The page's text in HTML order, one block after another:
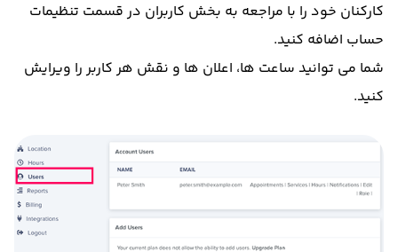
کارکنان خود را با مراجعه به بخش کاربران در قسمت تنظیمات
حساب اضافه کنید.
شما می توانید ساعت ها، اعلان ها و نقش هر کاربر را ویرایش
کنید.